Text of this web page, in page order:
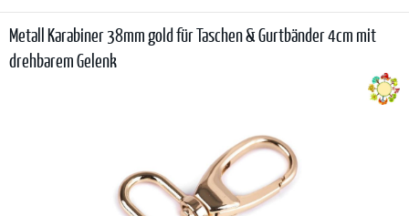
Metall Karabiner 38mm gold für Taschen & Gurtbänder 4cm mit
drehbarem Gelenk